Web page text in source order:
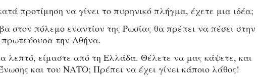
προτίμηση να γίνει το πυρηνικό πλήγμα, έχετε μια ιδέα;
στον πόλεμο εναντίον της Ρωσίας θα πρέπει να πέσει στην
την Αθήνα.
λεπτό, είμαστε από τη Ελλάδα. Θέλετε να μας κάψετε, και
και του ΝΑΤΟ; Πρέπει να έχει γίνει κάποιο λάθος!